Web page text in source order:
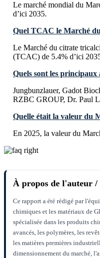
Le marché mondial du
d’ici 2035.
Quel TCAC le Marché
Le Marché du citrate
(TCAC) de 5.4% d’ici
Quels sont les
Jungbunzlauer, Gadot
RZBC GROUP, Dr. Paul
Quelle était la valeur du
En 2025, la valeur du
À propos de l'auteur /
Ce rapport a été rédigé par
chimiques et les matériaux de
spécialisée dans les produits
avancés, les polymères, les
les matières premières
dimensionnement du marché,